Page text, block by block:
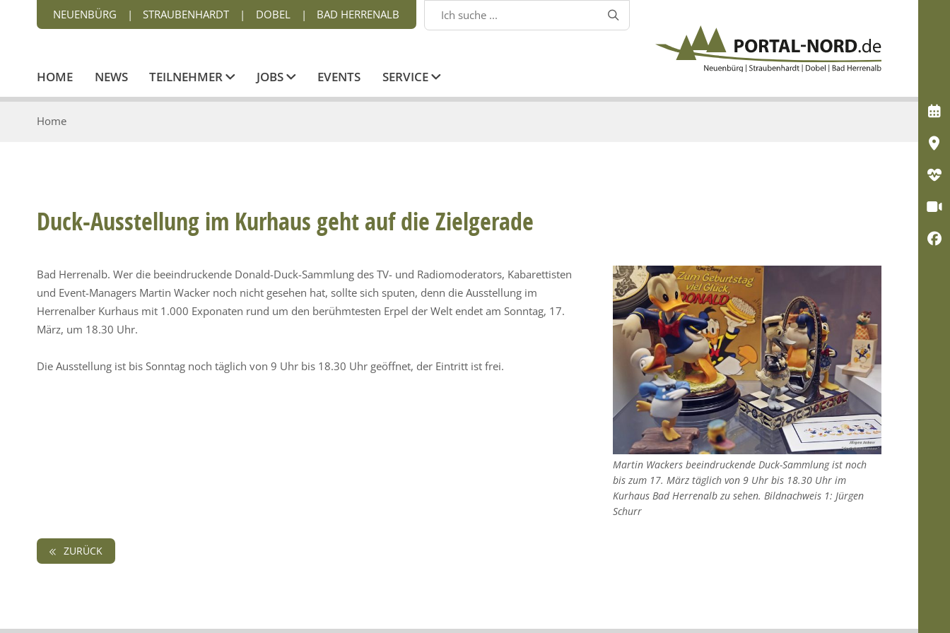
NEUENBÜRG | STRAUBENHARDT | DOBEL | BAD HERRENALB 
HOME NEWS TEILNEHMER JOBS EVENTS SERVICE
Home
Duck-Ausstellung im Kurhaus geht auf die Zielgerade
Bad Herrenalb. Wer die beeindruckende Donald-Duck-Sammlung des TV- und Radiomoderators, Kabarettisten
und Event-Managers Martin Wacker noch nicht gesehen hat, sollte sich sputen, denn die Ausstellung im
Herrenalber Kurhaus mit 1.000 Exponaten rund um den berühmtesten Erpel der Welt endet am Sonntag, 17.
März, um 18.30 Uhr.
Die Ausstellung ist bis Sonntag noch täglich von 9 Uhr bis 18.30 Uhr geöffnet, der Eintritt ist frei.
Martin Wackers beeindruckende Duck-Sammlung ist noch
bis zum 17. März täglich von 9 Uhr bis 18.30 Uhr im
Kurhaus Bad Herrenalb zu sehen. Bildnachweis 1: Jürgen
Schurr
ZURÜCK




